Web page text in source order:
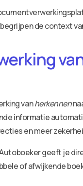
de context
vanherkennen
informatie
en meer
geeft je
of afwijkende